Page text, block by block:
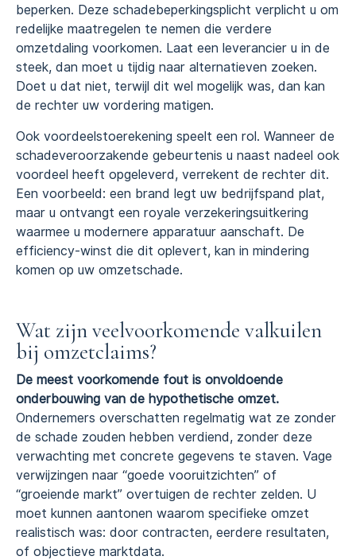
beperken. Deze schadebeperkingsplicht verplicht u om
redelijke maatregelen te nemen die verdere
omzetdaling voorkomen. Laat een leverancier u in de
steek, dan moet u tijdig naar alternatieven zoeken.
Doet u dat niet, terwijl dit wel mogelijk was, dan kan
de rechter uw vordering matigen.
Ook voordeelstoerekening speelt een rol. Wanneer de
schadeveroorzakende gebeurtenis u naast nadeel ook
voordeel heeft opgeleverd, verrekent de rechter dit.
Een voorbeeld: een brand legt uw bedrijfspand plat,
maar u ontvangt een royale verzekeringsuitkering
waarmee u modernere apparatuur aanschaft. De
efficiency-winst die dit oplevert, kan in mindering
komen op uw omzetschade.
Wat zijn veelvoorkomende valkuilen
bij omzetclaims?
De meest voorkomende fout is onvoldoende
onderbouwing van de hypothetische omzet.
Ondernemers overschatten regelmatig wat ze zonder
de schade zouden hebben verdiend, zonder deze
verwachting met concrete gegevens te staven. Vage
verwijzingen naar “goede vooruitzichten” of
“groeiende markt” overtuigen de rechter zelden. U
moet kunnen aantonen waarom specifieke omzet
realistisch was: door contracten, eerdere resultaten,
of objectieve marktdata.